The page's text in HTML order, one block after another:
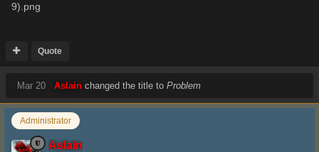
9).png
Quote
Mar 20 Aslain changed the title to Problem
Administrator
Aslain